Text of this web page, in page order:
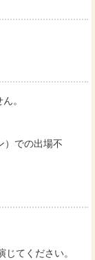
。
）での出場不
てください。